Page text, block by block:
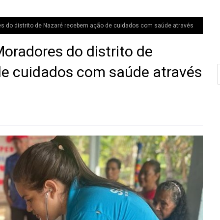
do distrito de Nazaré recebem ação de cuidados com saúde através
do distrito de
cuidados com saúde através